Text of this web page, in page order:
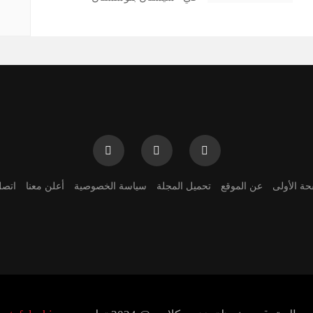
الأولى عن الموقع تحميل المجلة سياسة الخصوصية أعلن معنا